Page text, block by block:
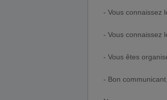
- Vous connaissez
- Vous connaissez
- Vous êtes
- Bon